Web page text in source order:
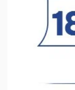
В Нижнем
07.08.2026